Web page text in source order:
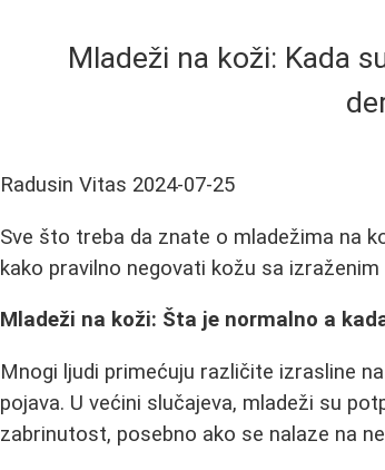
Mladeži na koži: Kada
Radusin Vitas 2024-07-25
Sve što treba da znate o mladežima na
kako pravilno negovati kožu sa izraženim
Mladeži na koži: Šta je normalno a
Mnogi ljudi primećuju različite izrasline
pojava. U većini slučajeva, mladeži su
zabrinutost, posebno ako se nalaze na